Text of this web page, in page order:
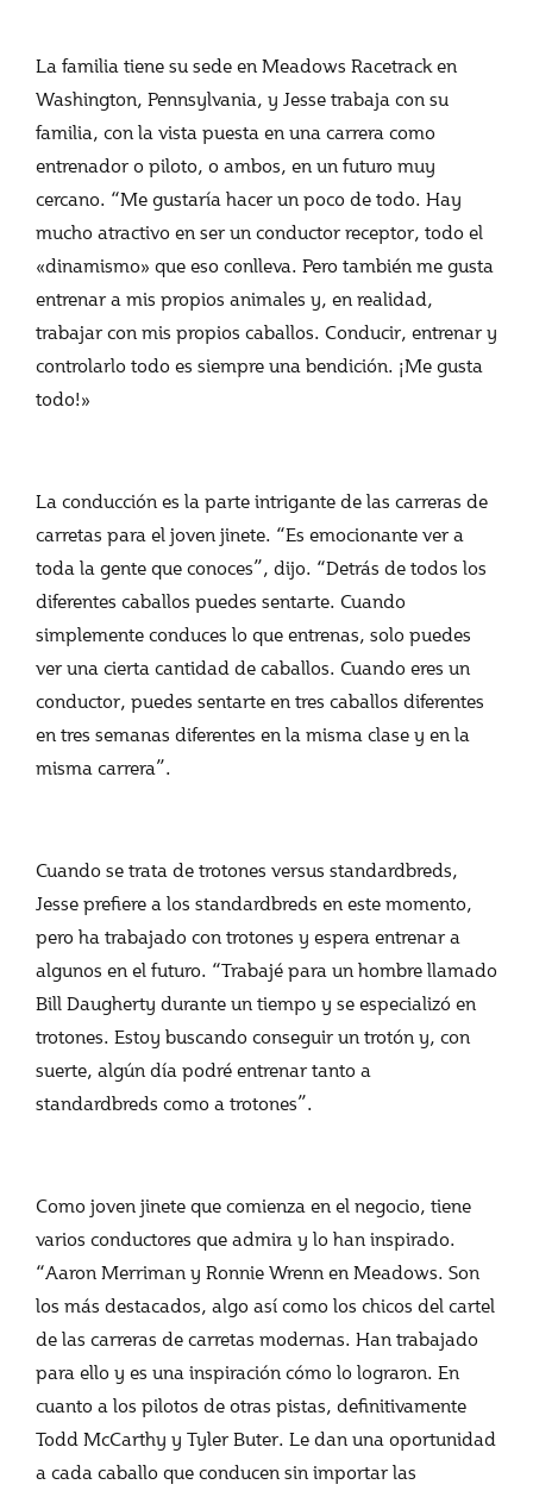
La familia tiene su sede en Meadows Racetrack en
Washington, Pennsylvania, y Jesse trabaja con su
familia, con la vista puesta en una carrera como
entrenador o piloto, o ambos, en un futuro muy
cercano. “Me gustaría hacer un poco de todo. Hay
mucho atractivo en ser un conductor receptor, todo el
«dinamismo» que eso conlleva. Pero también me gusta
entrenar a mis propios animales y, en realidad,
trabajar con mis propios caballos. Conducir, entrenar y
controlarlo todo es siempre una bendición. ¡Me gusta
todo!»
La conducción es la parte intrigante de las carreras de
carretas para el joven jinete. “Es emocionante ver a
toda la gente que conoces”, dijo. “Detrás de todos los
diferentes caballos puedes sentarte. Cuando
simplemente conduces lo que entrenas, solo puedes
ver una cierta cantidad de caballos. Cuando eres un
conductor, puedes sentarte en tres caballos diferentes
en tres semanas diferentes en la misma clase y en la
misma carrera”.
Cuando se trata de trotones versus standardbreds,
Jesse prefiere a los standardbreds en este momento,
pero ha trabajado con trotones y espera entrenar a
algunos en el futuro. “Trabajé para un hombre llamado
Bill Daugherty durante un tiempo y se especializó en
trotones. Estoy buscando conseguir un trotón y, con
suerte, algún día podré entrenar tanto a
standardbreds como a trotones”.
Como joven jinete que comienza en el negocio, tiene
varios conductores que admira y lo han inspirado.
“Aaron Merriman y Ronnie Wrenn en Meadows. Son
los más destacados, algo así como los chicos del cartel
de las carreras de carretas modernas. Han trabajado
para ello y es una inspiración cómo lo lograron. En
cuanto a los pilotos de otras pistas, definitivamente
Todd McCarthy y Tyler Buter. Le dan una oportunidad
a cada caballo que conducen sin importar las